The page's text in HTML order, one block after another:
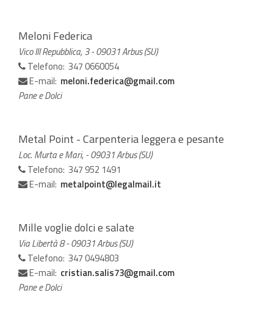
Meloni Federica
Vico III Repubblica, 3 - 09031 Arbus (SU)
Telefono: 347 0660054
E-mail: meloni.federica@gmail.com
Pane e Dolci
Metal Point - Carpenteria leggera e pesante
Loc. Murta e Mari, - 09031 Arbus (SU)
Telefono: 347 952 1491
E-mail: metalpoint@legalmail.it
Mille voglie dolci e salate
Via Libertà 8 - 09031 Arbus (SU)
Telefono: 347 0494803
E-mail: cristian.salis73@gmail.com
Pane e Dolci